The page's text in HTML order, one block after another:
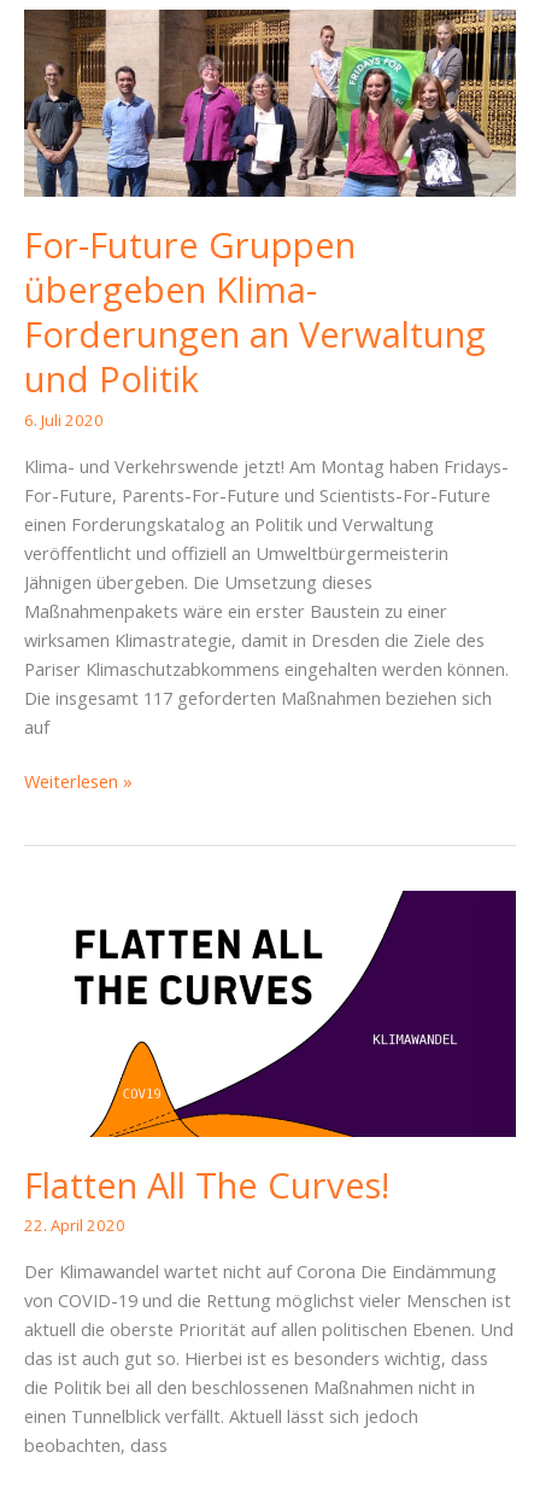
es
bewegt
sich
was!
–
Piratencast
#14
For-Future Gruppen
übergeben Klima-
Forderungen an Verwaltung
und Politik
6. Juli 2020
Klima- und Verkehrswende jetzt! Am Montag haben Fridays-
For-Future, Parents-For-Future und Scientists-For-Future
einen Forderungskatalog an Politik und Verwaltung
veröffentlicht und offiziell an Umweltbürgermeisterin
Jähnigen übergeben. Die Umsetzung dieses
Maßnahmenpakets wäre ein erster Baustein zu einer
wirksamen Klimastrategie, damit in Dresden die Ziele des
Pariser Klimaschutzabkommens eingehalten werden können.
Die insgesamt 117 geforderten Maßnahmen beziehen sich
auf
For-
Forderungen
Verwaltung
Weiterlesen »
Flatten All The Curves!
22. April 2020
Der Klimawandel wartet nicht auf Corona Die Eindämmung
von COVID-19 und die Rettung möglichst vieler Menschen ist
aktuell die oberste Priorität auf allen politischen Ebenen. Und
das ist auch gut so. Hierbei ist es besonders wichtig, dass
die Politik bei all den beschlossenen Maßnahmen nicht in
einen Tunnelblick verfällt. Aktuell lässt sich jedoch
beobachten, dass